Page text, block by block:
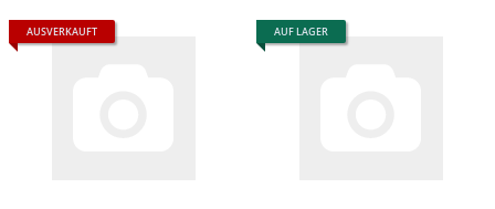
AUSVERKAUFT AUF LAGER